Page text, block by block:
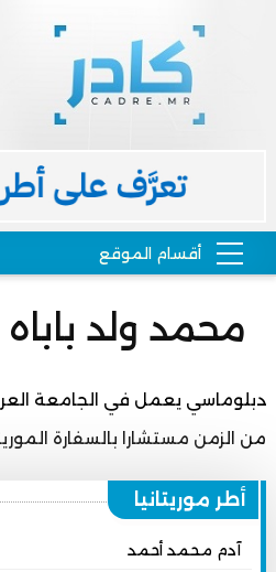
محمد ولد باباه
دبلوماسي يعمل في الجامعة
من الزمن مستشارا بالسفارة
أطر موريتانيا
آدم محمد أحمد